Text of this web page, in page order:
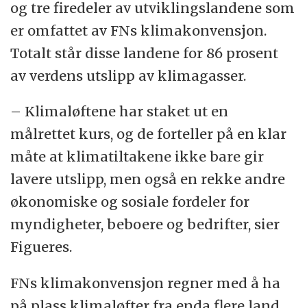
og tre firedeler av utviklingslandene som
er omfattet av FNs klimakonvensjon.
Totalt står disse landene for 86 prosent
av verdens utslipp av klimagasser.
– Klimaløftene har staket ut en
målrettet kurs, og de forteller på en klar
måte at klimatiltakene ikke bare gir
lavere utslipp, men også en rekke andre
økonomiske og sosiale fordeler for
myndigheter, beboere og bedrifter, sier
Figueres.
FNs klimakonvensjon regner med å ha